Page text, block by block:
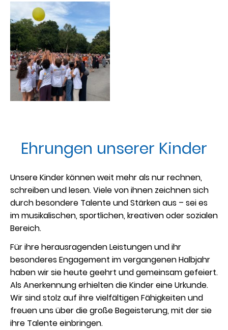
Ehrungen unserer Kinder
Unsere Kinder können weit mehr als nur rechnen,
schreiben und lesen. Viele von ihnen zeichnen sich
durch besondere Talente und Stärken aus – sei es
im musikalischen, sportlichen, kreativen oder sozialen
Bereich.
Für ihre herausragenden Leistungen und ihr
besonderes Engagement im vergangenen Halbjahr
haben wir sie heute geehrt und gemeinsam gefeiert.
Als Anerkennung erhielten die Kinder eine Urkunde.
Wir sind stolz auf ihre vielfältigen Fähigkeiten und
freuen uns über die große Begeisterung, mit der sie
ihre Talente einbringen.